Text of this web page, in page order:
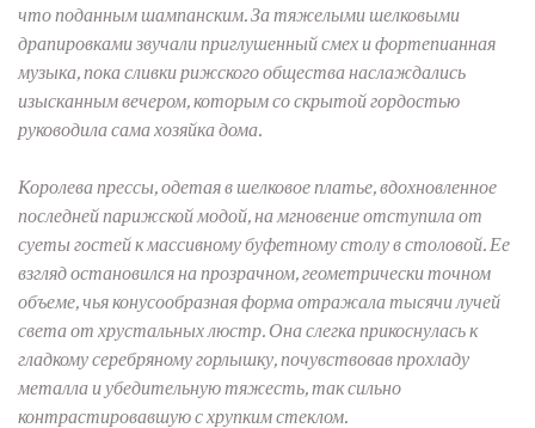
что поданным шампанским. За тяжелыми шелковыми
драпировками звучали приглушенный смех и фортепианная
музыка, пока сливки рижского общества наслаждались
изысканным вечером, которым со скрытой гордостью
руководила сама хозяйка дома.
Королева прессы, одетая в шелковое платье, вдохновленное
последней парижской модой, на мгновение отступила от
суеты гостей к массивному буфетному столу в столовой. Ее
взгляд остановился на прозрачном, геометрически точном
объеме, чья конусообразная форма отражала тысячи лучей
света от хрустальных люстр. Она слегка прикоснулась к
гладкому серебряному горлышку, почувствовав прохладу
металла и убедительную тяжесть, так сильно
контрастировавшую с хрупким стеклом.